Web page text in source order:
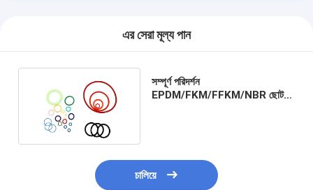
এর সেরা মূল্য পান
সম্পূর্ণ পরিদর্শন
EPDM/FKM/FFKM/NBR ছোট বা
চালিয়ে